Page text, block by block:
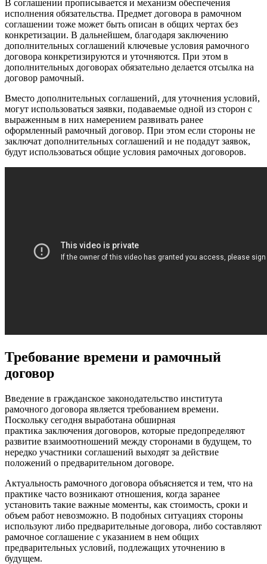
В соглашении прописывается и механизм обеспечения
исполнения обязательства. Предмет договора в рамочном
соглашении тоже может быть описан в общих чертах без
конкретизации. В дальнейшем, благодаря заключению
дополнительных соглашений ключевые условия рамочного
договора конкретизируются и уточняются. При этом в
дополнительных договорах обязательно делается отсылка на
договор рамочный.
Вместо дополнительных соглашений, для уточнения условий,
могут использоваться заявки, подаваемые одной из сторон с
выраженным в них намерением развивать ранее
оформленный рамочный договор. При этом если стороны не
заключат дополнительных соглашений и не подадут заявок,
будут использоваться общие условия рамочных договоров.
Требование времени и рамочный
договор
Введение в гражданское законодательство института
рамочного договора является требованием времени.
Поскольку сегодня выработана обширная
практика заключения договоров, которые предопределяют
развитие взаимоотношений между сторонами в будущем, то
нередко участники соглашений выходят за действие
положений о предварительном договоре.
Актуальность рамочного договора объясняется и тем, что на
практике часто возникают отношения, когда заранее
установить такие важные моменты, как стоимость, сроки и
объем работ невозможно. В подобных ситуациях стороны
используют либо предварительные договора, либо составляют
рамочное соглашение с указанием в нем общих
предварительных условий, подлежащих уточнению в
будущем.